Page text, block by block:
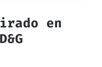
en